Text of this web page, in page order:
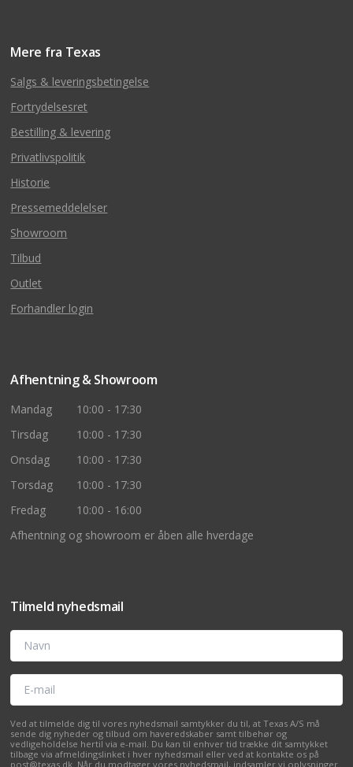
Mere fra Texas
Salgs & leveringsbetingelse
Fortrydelsesret
Bestilling & levering
Privatlivspolitik
Historie
Pressemeddelelser
Showroom
Tilbud
Outlet
Forhandler login
Afhentning & Showroom
Mandag
10:00 - 17:30
Tirsdag
10:00 - 17:30
Onsdag
10:00 - 17:30
Torsdag
10:00 - 17:30
Fredag
10:00 - 16:00
Afhentning og showroom er åben alle hverdage
Tilmeld nyhedsmail
Navn
E-mail
Ved at tilmelde dig til vores nyhedsmail samtykker du til, at Texas A/S må
sende dig nyheder og tilbud om haveredskaber samt tilbehør og
vedligeholdelse hertil via e-mail. Du kan til enhver tid trække dit samtykket
tilbage via afmeldingslinket i hver nyhedsmail eller ved at kontakte os på
post@texas.dk. Når du modtager vores nyhedsmail, indsamler vi oplysninger